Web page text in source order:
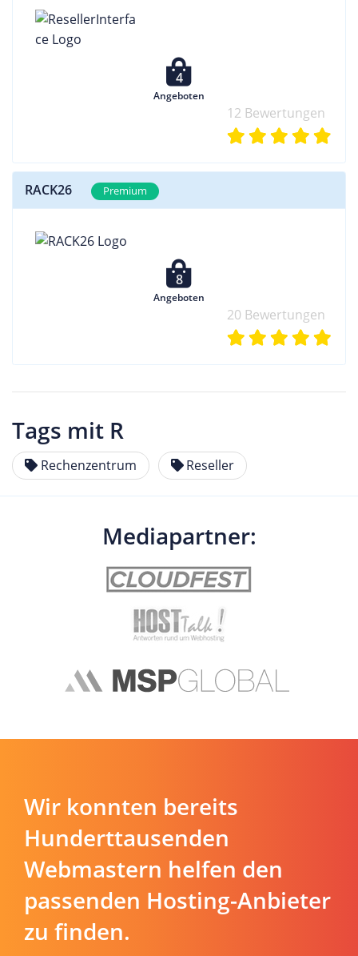
4
Angeboten
12 Bewertungen
RACK26 Premium
8
Angeboten
20 Bewertungen
Tags mit R
Rechenzentrum Reseller
Mediapartner:
Wir konnten bereits
Hunderttausenden
Webmastern helfen den
passenden Hosting-Anbieter
zu finden.